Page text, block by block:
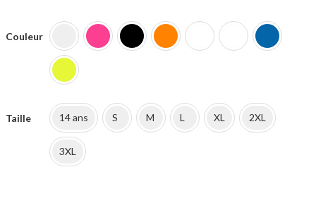
Couleur
Taille 14 ans S M L XL 2XL
3XL